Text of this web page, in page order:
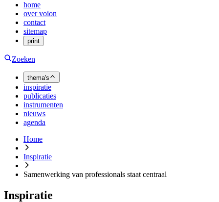
home
over voion
contact
sitemap
print
Zoeken
thema's
inspiratie
publicaties
instrumenten
nieuws
agenda
Home
Inspiratie
Samenwerking van professionals staat centraal
Inspiratie